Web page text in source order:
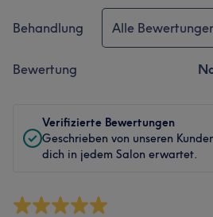
Behandlung Alle
Bewertung
Verifizierte Bewertungen
Geschrieben von unseren
dich in jedem Salon erwartet.